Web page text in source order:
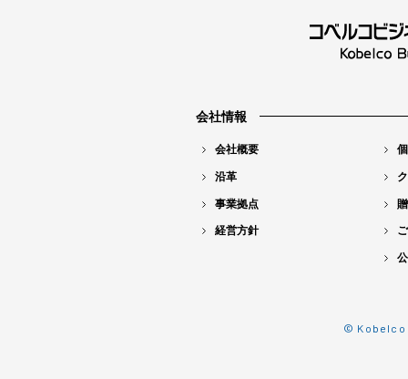
会社情報
会社概要
沿革
事業拠点
経営方針
©